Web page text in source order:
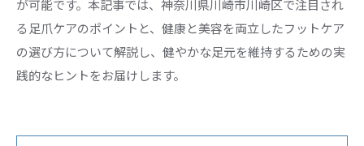
が可能です。本記事では、神奈川県川崎市川崎区で注目され
る足爪ケアのポイントと、健康と美容を両立したフットケア
の選び方について解説し、健やかな足元を維持するための実
践的なヒントをお届けします。